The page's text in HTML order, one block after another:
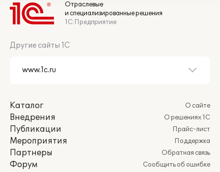
Отраслевые
и специализированные решения
1С:Предприятие
Другие сайты 1С
Каталог
Внедрения
Публикации
Мероприятия
Партнеры
Форум
О сайте
О решениях 1С
Прайс-лист
Поддержка
Обратная связь
Сообщить об ошибке